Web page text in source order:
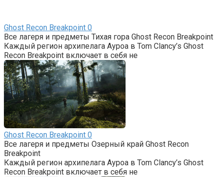
Ghost Recon Breakpoint 0
Все лагеря и предметы Тихая гора Ghost Recon Breakpoint
Каждый регион архипелага Ауроа в Tom Clancy’s Ghost
Recon Breakpoint включает в себя не
Ghost Recon Breakpoint 0
Все лагеря и предметы Озерный край Ghost Recon
Breakpoint
Каждый регион архипелага Ауроа в Tom Clancy’s Ghost
Recon Breakpoint включает в себя не